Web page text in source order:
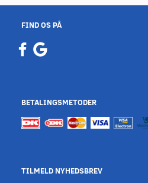
FIND OS PÅ
BETALINGSMETODER
TILMELD NYHEDSBREV